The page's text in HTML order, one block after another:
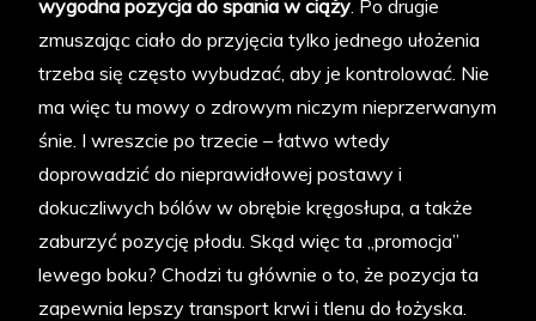
wygodna pozycja do spania w ciąży . Po drugie
zmuszając ciało do przyjęcia tylko jednego ułożenia
trzeba się często wybudzać, aby je kontrolować. Nie
ma więc tu mowy o zdrowym niczym nieprzerwanym
śnie. I wreszcie po trzecie – łatwo wtedy
doprowadzić do nieprawidłowej postawy i
dokuczliwych bólów w obrębie kręgosłupa, a także
zaburzyć pozycję płodu. Skąd więc ta „promocja”
lewego boku? Chodzi tu głównie o to, że pozycja ta
zapewnia lepszy transport krwi i tlenu do łożyska.